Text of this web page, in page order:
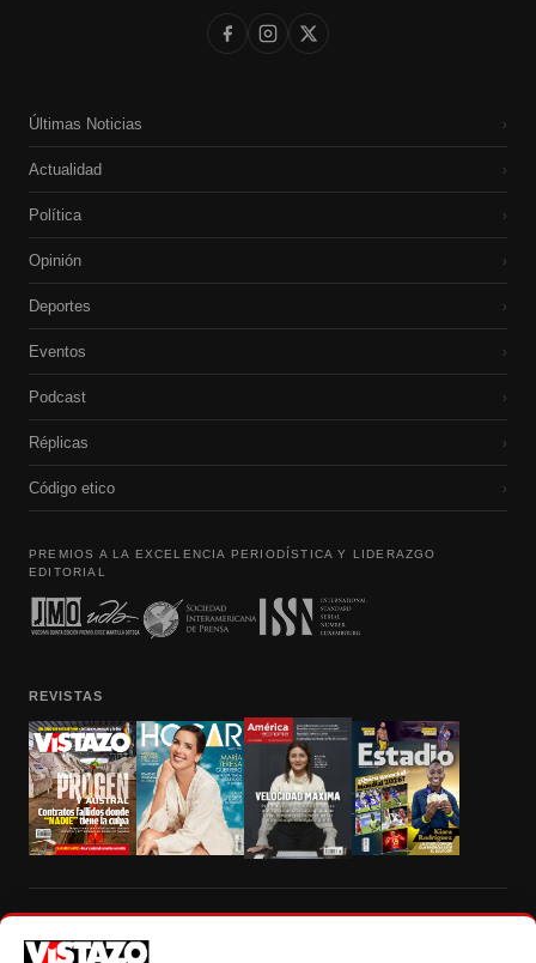
Últimas Noticias ›
Actualidad ›
Política ›
Opinión ›
Deportes ›
Eventos ›
Podcast ›
Réplicas ›
Código etico ›
PREMIOS A LA EXCELENCIA PERIODÍSTICA Y LIDERAZGO
EDITORIAL
REVISTAS
autorización escrita de su titular, de todos los contenidos de Vistazo.com.